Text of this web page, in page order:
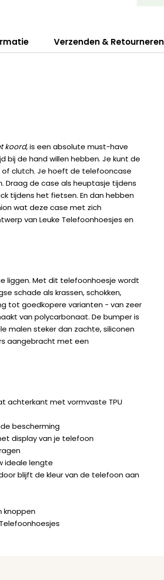
Verzenden & Retourneren
koord, is een absolute must-have
bij de hand willen hebben. Je kunt de
of clutch. Je hoeft de telefooncase
Draag de case als heuptasje tijdens
tijdens het fietsen. En dan hebben
wat deze case met zich
van Leuke Telefoonhoesjes en
liggen. Met dit telefoonhoesje wordt
schade als krassen, schokken,
tot goedkopere varianten - van zeer
van polycarbonaat. De bumper is
malen steker dan zachte, siliconen
aangebracht met een
achterkant met vormvaste TPU
bescherming
display van je telefoon
ideale lengte
blijft de kleur van de telefoon aan
knoppen